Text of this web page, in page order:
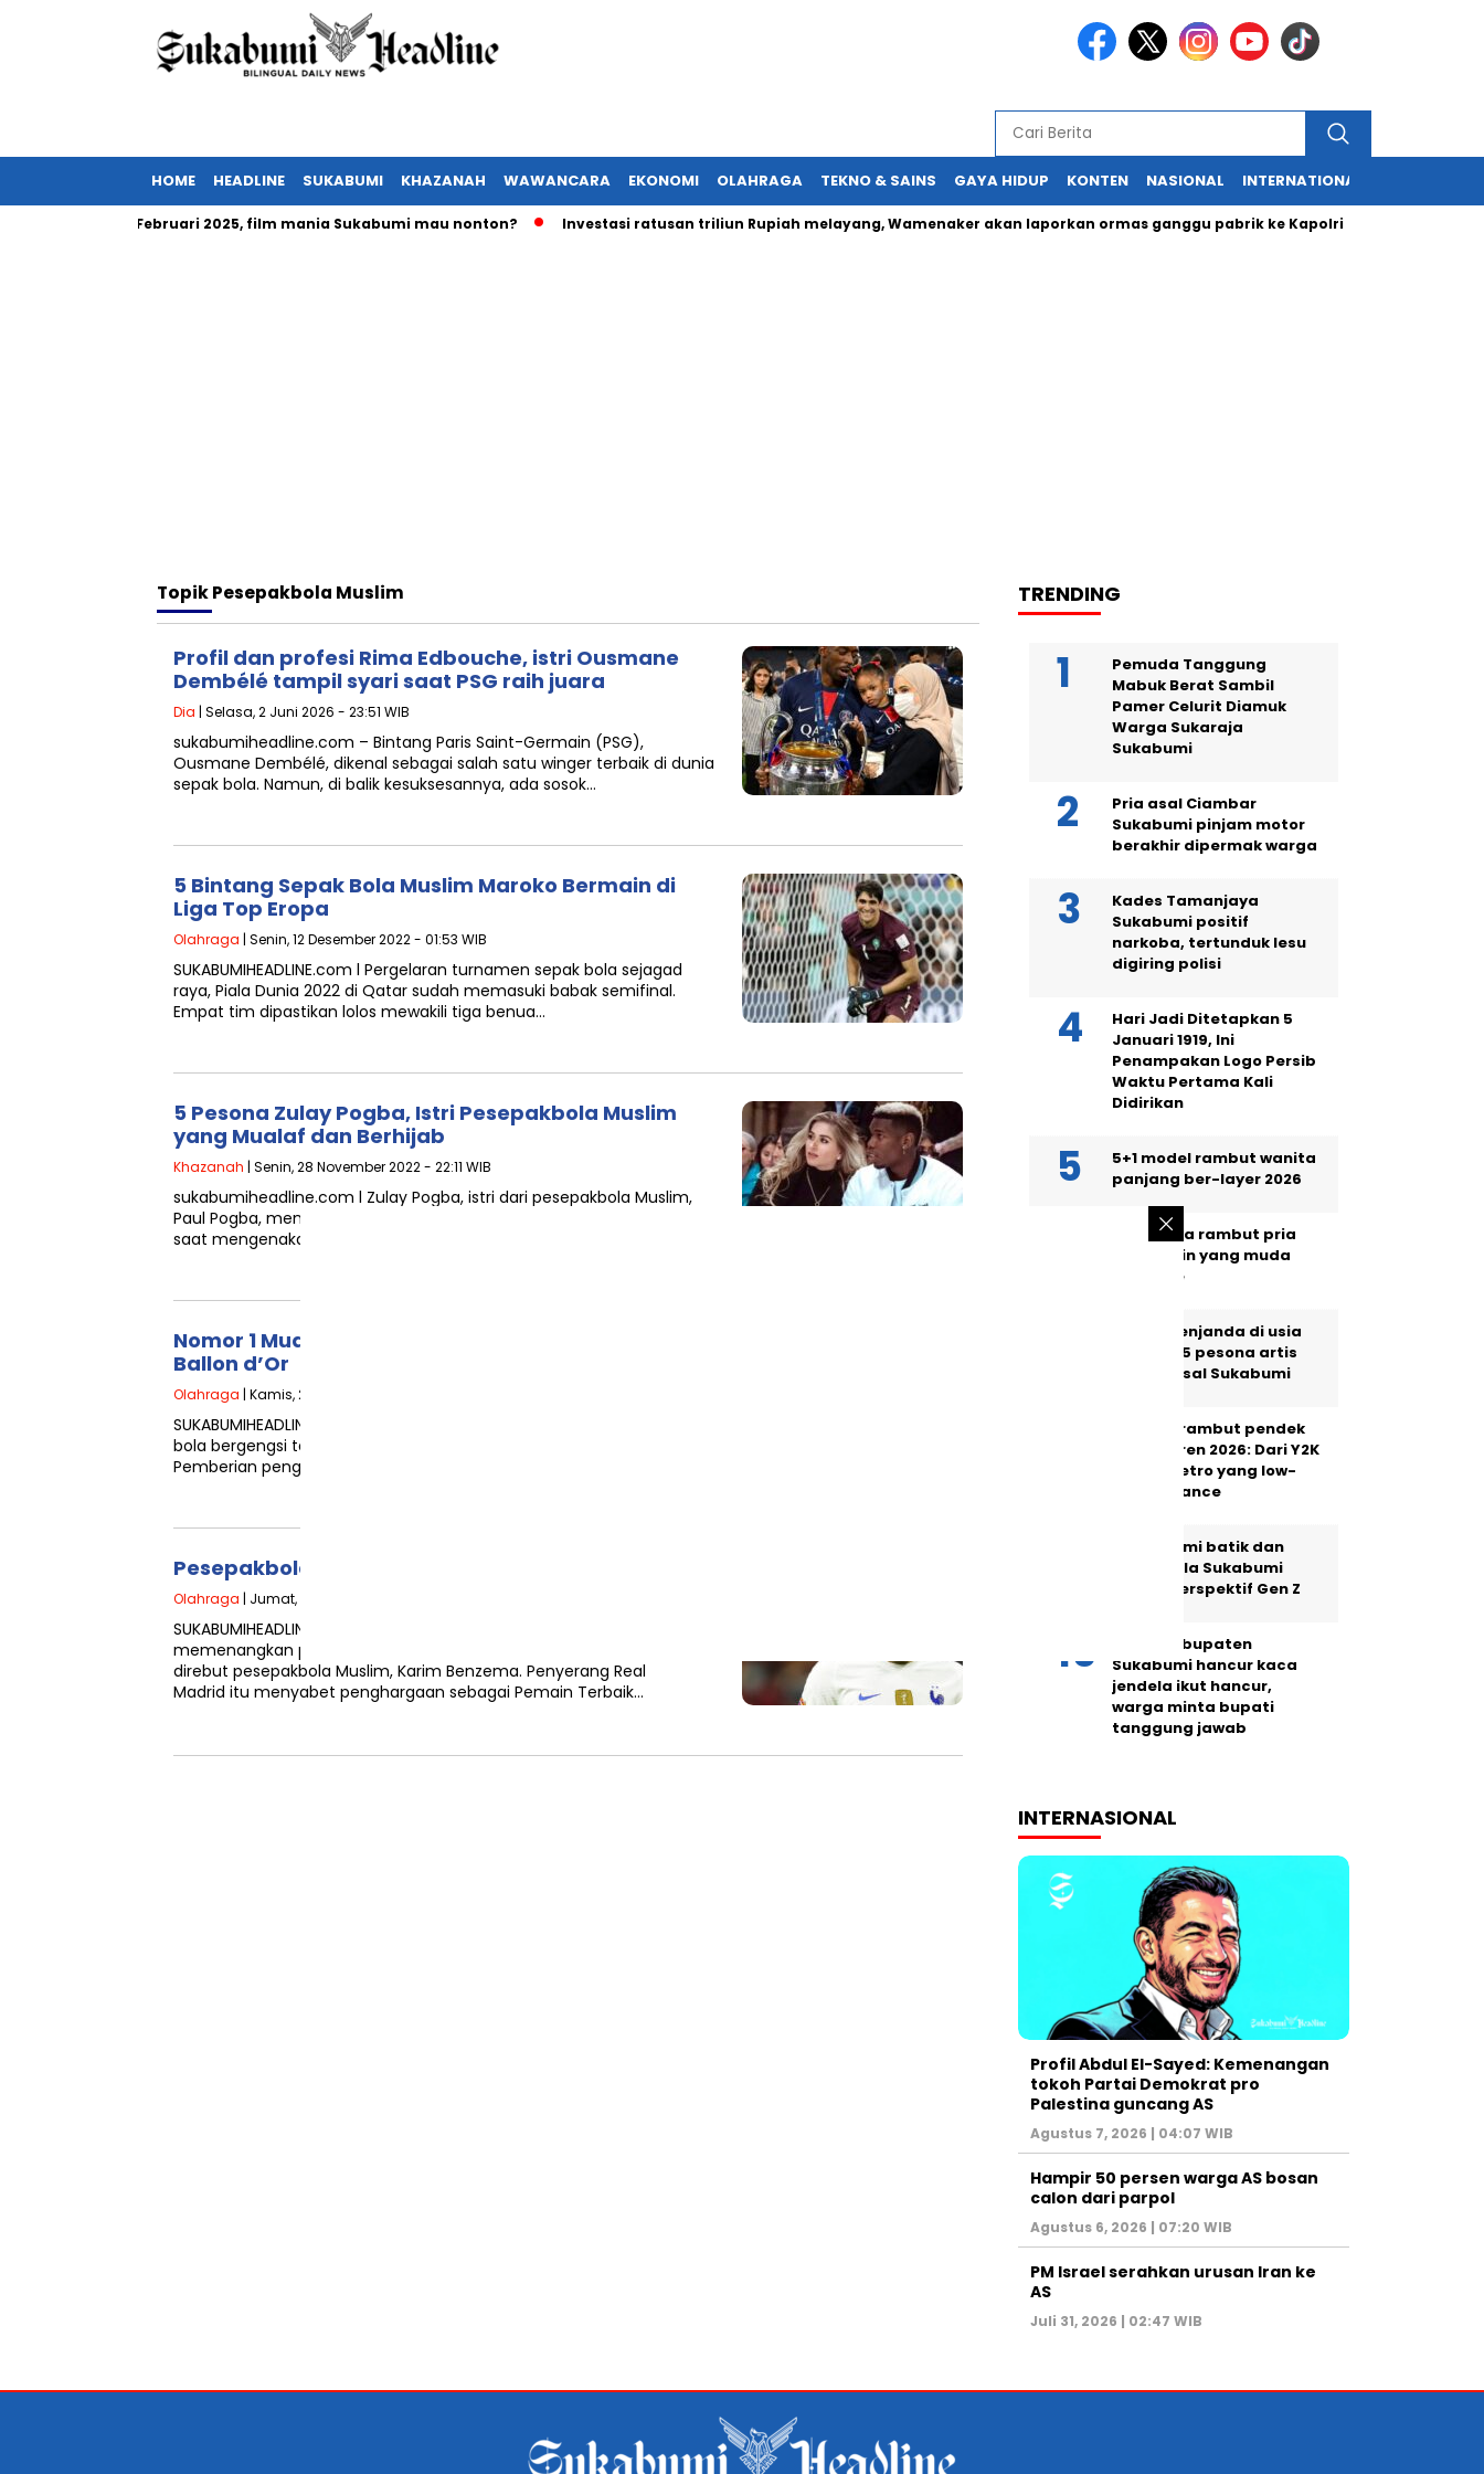
HOME HEADLINE SUKABUMI KHAZANAH WAWANCARA EKONOMI OLAHRAGA TEKNO & SAINS GAYA HIDUP KONTEN NASIONAL INTERNATIONAL
tayang Februari 2025, film mania Sukabumi mau nonton? Investasi ratusan triliun Rupiah melayang, Wamenaker akan laporkan ormas ganggu pabrik ke Kapolri
TopikPesepakbola Muslim
Profil dan profesi Rima Edbouche, istri Ousmane
Dembélé tampil syari saat PSG raih juara
Dia | Selasa, 2 Juni 2026 - 23:51 WIB
sukabumiheadline.com – Bintang Paris Saint-Germain (PSG),
Ousmane Dembélé, dikenal sebagai salah satu winger terbaik di dunia
sepak bola. Namun, di balik kesuksesannya, ada sosok…
5 Bintang Sepak Bola Muslim Maroko Bermain di
Liga Top Eropa
Olahraga | Senin, 12 Desember 2022 - 01:53 WIB
SUKABUMIHEADLINE.com l Pergelaran turnamen sepak bola sejagad
raya, Piala Dunia 2022 di Qatar sudah memasuki babak semifinal.
Empat tim dipastikan lolos mewakili tiga benua…
5 Pesona Zulay Pogba, Istri Pesepakbola Muslim
yang Mualaf dan Berhijab
Khazanah | Senin, 28 November 2022 - 22:11 WIB
sukabumiheadline.com l Zulay Pogba, istri dari pesepakbola Muslim,
Paul Pogba, mencuri atensi publik usai mengunggah momen dirinya
saat mengenakan hijab. Wanita cantik berambut pirang…
Nomor 1 Mualaf, Daftar Pesepakbola Muslim Peraih
Ballon d’Or
Olahraga | Kamis, 20 Oktober 2022 - 17:51 WIB
SUKABUMIHEADLINE.com l Ballon d’Or merupakan penghargaan sepak
bola bergengsi tahunan yang digagas Gabriel Hanot (France Football).
Pemberian penghargaan Ballon d’Or yang saat itu diadakan…
Pesepakbola Muslim Jadi Pemain Terbaik Prancis
Olahraga | Jumat, 14 Januari 2022 - 10:46 WIB
SUKABUMIHEADLINES.com I Dominasi kecil Kylian Mbappe dalam
memenangkan penghargaan Pemain Terbaik Sepak Bola Prancis
direbut pesepakbola Muslim, Karim Benzema. Penyerang Real
Madrid itu menyabet penghargaan sebagai Pemain Terbaik…
TRENDING
Pemuda Tanggung
Mabuk Berat Sambil
Pamer Celurit Diamuk
Warga Sukaraja
Sukabumi
Pria asal Ciambar
Sukabumi pinjam motor
berakhir dipermak warga
Kades Tamanjaya
Sukabumi positif
narkoba, tertunduk lesu
digiring polisi
Hari Jadi Ditetapkan 5
Januari 1919, Ini
Penampakan Logo Persib
Waktu Pertama Kali
Didirikan
5+1 model rambut wanita
panjang ber-layer 2026
Ini 10 gaya rambut pria
2026, bikin yang muda
jadi kece
Masih menjanda di usia
40, intip 5 pesona artis
wanita asal Sukabumi
5 model rambut pendek
wanita tren 2026: Dari Y2K
hingga retro yang low-
maintenance
Memahami batik dan
Lokatmala Sukabumi
dalam perspektif Gen Z
Jalan Kabupaten
Sukabumi hancur kaca
jendela ikut hancur,
warga minta bupati
tanggung jawab
INTERNASIONAL
Profil Abdul El-Sayed: Kemenangan
tokoh Partai Demokrat pro
Palestina guncang AS
Agustus 7, 2026 | 04:07 WIB
Hampir 50 persen warga AS bosan
calon dari parpol
Agustus 6, 2026 | 07:20 WIB
PM Israel serahkan urusan Iran ke
AS
Juli 31, 2026 | 02:47 WIB